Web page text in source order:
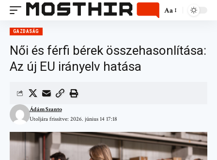
Aa
GAZDASÁG
Női és férfi bérek összehasonlítása:
Az új EU irányelv hatása
Utoljára frissítve: 2026. június 14 17:18
Ádám Szanto